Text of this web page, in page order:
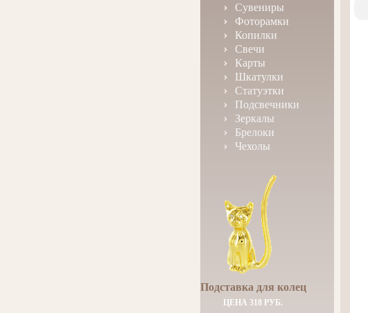
Сувениры
Фоторамки
Копилки
Свечи
Карты
Шкатулки
Статуэтки
Подсвечники
Зеркалы
Брелоки
Чехолы
Подставка для колец
ЦЕНА 318 РУБ.